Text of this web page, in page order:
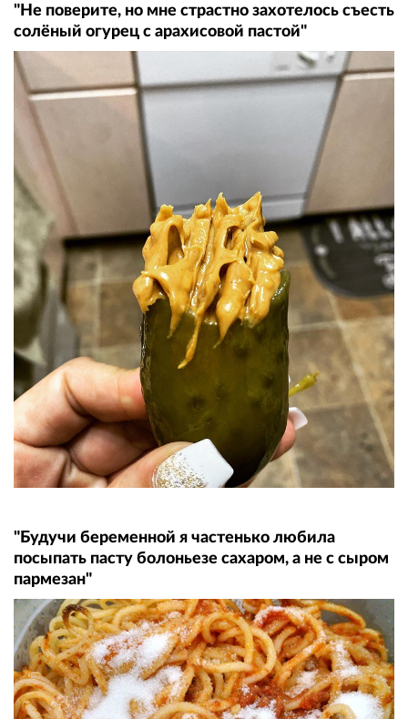
"Не поверите, но мне страстно захотелось съесть
солёный огурец с арахисовой пастой"
"Будучи беременной я частенько любила
посыпать пасту болоньезе сахаром, а не с сыром
пармезан"